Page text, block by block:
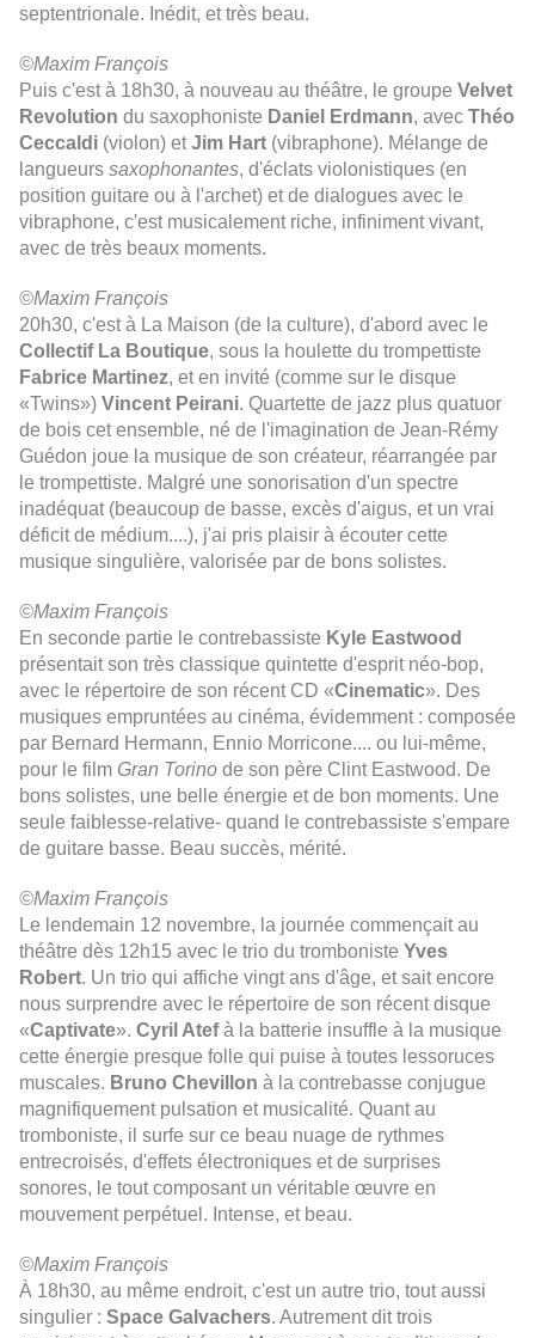
septentrionale. Inédit, et très beau.
©Maxim François
Puis c'est à 18h30, à nouveau au théâtre, le groupe Velvet
Revolution du saxophoniste Daniel Erdmann, avec Théo
Ceccaldi (violon) etJim Hart (vibraphone). Mélange de
langueurs saxophonantes, d'éclats violonistiques (en
position guitare ou à l'archet) et de dialogues avec le
vibraphone, c'est musicalement riche, infiniment vivant,
avec de très beaux moments.
©Maxim François
20h30, c'est à La Maison (de la culture), d'abord avec le
Collectif La Boutique, sous la houlette du trompettiste
Fabrice Martinez, et en invité (comme sur le disque
«Twins») Vincent Peirani. Quartette de jazz plus quatuor
de bois cet ensemble, né de l'imagination de Jean-Rémy
Guédon joue la musique de son créateur, réarrangée par
le trompettiste. Malgré une sonorisation d'un spectre
inadéquat (beaucoup de basse, excès d'aigus, et un vrai
déficit de médium....), j'ai pris plaisir à écouter cette
musique singulière, valorisée par de bons solistes.
©Maxim François
En seconde partie le contrebassiste Kyle Eastwood
présentait son très classique quintette d'esprit néo-bop,
avec le répertoire de son récent CD «Cinematic». Des
musiques empruntées au cinéma, évidemment : composée
par Bernard Hermann, Ennio Morricone.... ou lui-même,
pour le film Gran Torino de son père Clint Eastwood. De
bons solistes, une belle énergie et de bon moments. Une
seule faiblesse-relative- quand le contrebassiste s'empare
de guitare basse. Beau succès, mérité.
©Maxim François
Le lendemain 12 novembre, la journée commençait au
théâtre dès 12h15 avec le trio du tromboniste Yves
Robert. Un trio qui affiche vingt ans d'âge, et sait encore
nous surprendre avec le répertoire de son récent disque
«Captivate». Cyril Atefà la batterie insuffle à la musique
cette énergie presque folle qui puise à toutes lessoruces
muscales. Bruno Chevillon à la contrebasse conjugue
magnifiquement pulsation et musicalité. Quant au
tromboniste, il surfe sur ce beau nuage de rythmes
entrecroisés, d'effets électroniques et de surprises
sonores, le tout composant un véritable œuvre en
mouvement perpétuel. Intense, et beau.
©Maxim François
À 18h30, au même endroit, c'est un autre trio, tout aussi
singulier : Space Galvachers. Autrement dit trois